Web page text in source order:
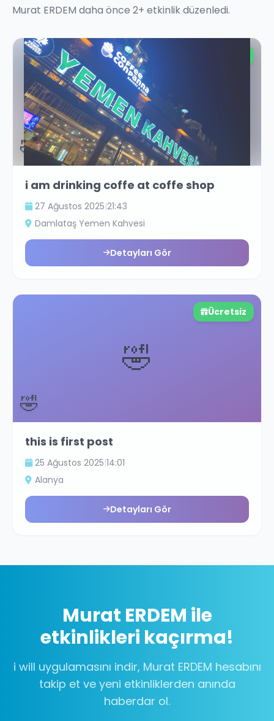
Murat ERDEM daha önce 2+ etkinlik düzenledi.
🤣
i am drinking coffe at coffe shop
27 Ağustos 2025|21:43
Damlataş Yemen Kahvesi
Detayları Gör
🤣
Ücretsiz
🤣
this is first post
25 Ağustos 2025|14:01
Alanya
Detayları Gör
Murat ERDEM ile
etkinlikleri kaçırma!
i will uygulamasını indir, Murat ERDEM hesabını
takip et ve yeni etkinliklerden anında
haberdar ol.